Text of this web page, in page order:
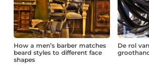
How a men’s barber matches
beard styles to different face
shapes
De rol